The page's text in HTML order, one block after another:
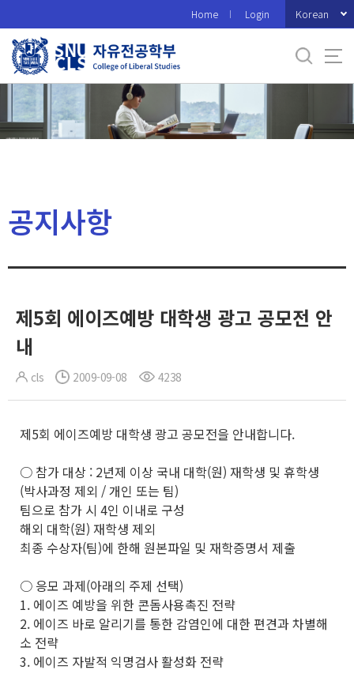
로
메
Home Login Korean
공지사항
제5회 에이즈예방 대학생 광고 공모전 안
내
cls 2009-09-08 4238
제5회 에이즈예방 대학생 광고 공모전을 안내합니다.
○ 참가 대상 : 2년제 이상 국내 대학(원) 재학생 및 휴학생
(박사과정 제외 / 개인 또는 팀)
팀으로 참가 시 4인 이내로 구성
해외 대학(원) 재학생 제외
최종 수상자(팀)에 한해 원본파일 및 재학증명서 제출
○ 응모 과제(아래의 주제 선택)
1. 에이즈 예방을 위한 콘돔사용촉진 전략
2. 에이즈 바로 알리기를 통한 감염인에 대한 편견과 차별해
소 전략
3. 에이즈 자발적 익명검사 활성화 전략